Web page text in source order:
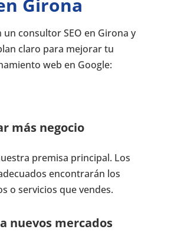
Girona
un consultor SEO en Girona y
claro para mejorar tu
web en Google:
más negocio
premisa principal. Los
encontrarán los
o servicios que vendes.
nuevos mercados